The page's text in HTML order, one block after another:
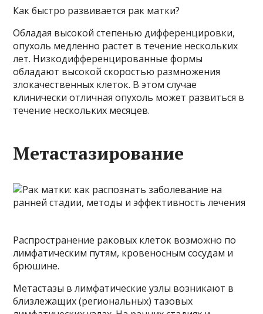
Как быстро развивается рак матки?
Обладая высокой степенью дифференцировки,
опухоль медленно растет в течение нескольких
лет. Низкодифференцированные формы
обладают высокой скоростью размножения
злокачественных клеток. В этом случае
клинически отличная опухоль может развиться в
течение нескольких месяцев.
Метастазирование
Распространение раковых клеток возможно по
лимфатическим путям, кровеносным сосудам и
брюшине.
Метастазы в лимфатические узлы возникают в
близлежащих (региональных) тазовых